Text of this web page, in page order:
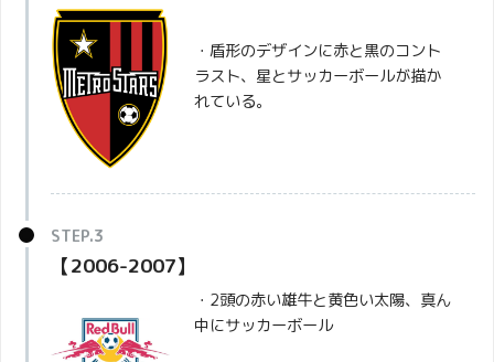
・盾形のデザインに赤と黒のコント
ラスト、星とサッカーボールが描か
れている。
【2006-2007】
・2頭の赤い雄牛と黄色い太陽、真ん
中にサッカーボール